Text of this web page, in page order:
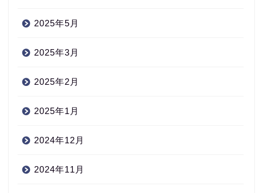
2025年5月
2025年3月
2025年2月
2025年1月
2024年12月
2024年11月